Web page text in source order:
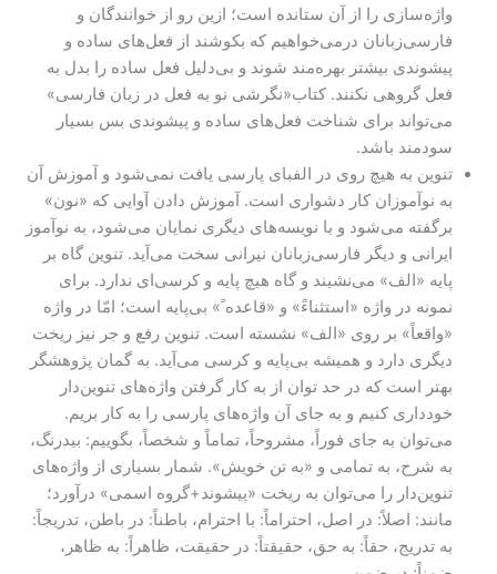
واژه‌سازی را از آن ستانده است؛ ازین رو از خوانندگان و
فارسی‌زبانان درمی‌خواهیم که بکوشند از فعل‌های ساده و
پیشوندی بیشتر بهره‌مند شوند و بی‌دلیل فعل ساده را بدل به
فعل گروهی نکنند. کتاب«نگرشی نو به فعل در زبان فارسی»
می‌تواند برای شناخت فعل‌های ساده و پیشوندی بس بسیار
سودمند باشد.
تنوین به هیچ روی در الفبای پارسی یافت نمی‌شود و آموزش آن
به نوآموزان کار دشواری است. آموزش دادن آوایی که «نون»
برگفته می‌شود و با نویسه‌های دیگری نمایان می‌شود، به نوآموز
ایرانی و دیگر فارسی‌زبانان نیرانی سخت می‌آید. تنوین گاه بر
پایه «الف» می‌نشیند و گاه هیچ پایه و کرسی‌ای ندارد. برای
نمونه در واژه «استثناءً» و «قاعده ً» بی‌پایه است؛ امّا در واژه
«واقعاً» بر روی «الف» نشسته است. تنوین رفع و جر نیز ریخت
دیگری دارد و همیشه بی‌پایه و کرسی می‌آید. به گمان پژوهشگر
بهتر است که در حد توان از به کار گرفتن واژه‌های تنوین‌دار
خودداری کنیم و به جای آن واژه‌های پارسی را به کار بریم.
می‌توان به جای فوراً، مشروحاً، تماماً و شخصاً، بگوییم: بیدرنگ،
به شرح، به تمامی و «به تن خویش». شمار بسیاری از واژه‌های
تنوین‌دار را می‌توان به ریخت «پیشوند+گروه اسمی» درآورد؛
مانند: اصلاً: در اصل، احتراماً: با احترام، باطناً: در باطن، تدریجاً:
به تدریج، حقاً: به حق، حقیقتاً: در حقیقت، ظاهراً: به ظاهر،